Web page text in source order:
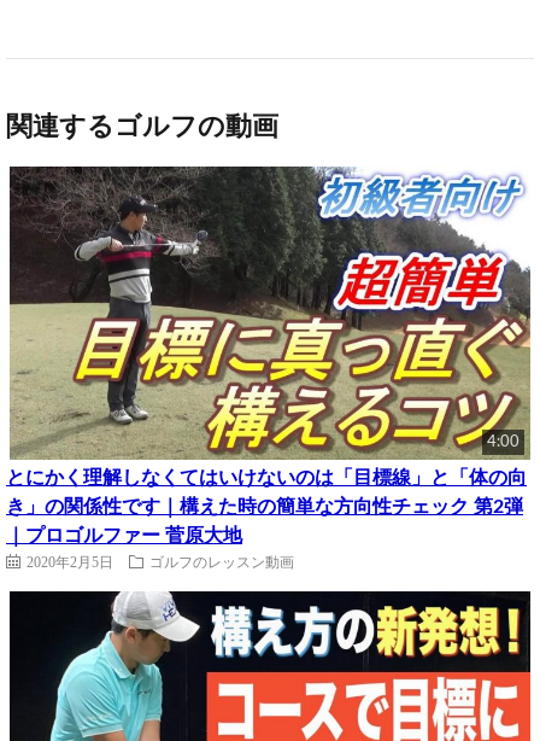
関連するゴルフの動画
4:00
とにかく理解しなくてはいけないのは「目標線」と「体の向
き」の関係性です｜構えた時の簡単な方向性チェック 第2弾
｜プロゴルファー 菅原大地
2020年2月5日 ゴルフのレッスン動画